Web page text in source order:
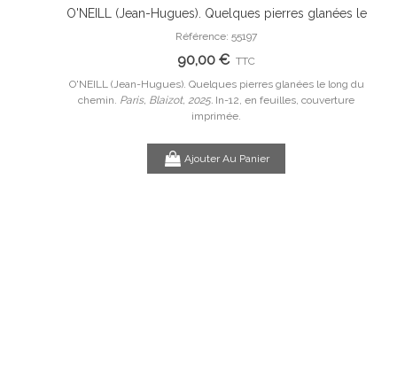
Ajouter Au Panier
O'NEILL (Jean-Hugues). Quelques pierres glanées le
long du chemin.
Référence: 55197
90,00 € TTC
O'NEILL (Jean-Hugues). Quelques pierres glanées le long du
chemin. Paris, Blaizot, 2025. In-12, en feuilles, couverture
imprimée.
Ajouter Au Panier